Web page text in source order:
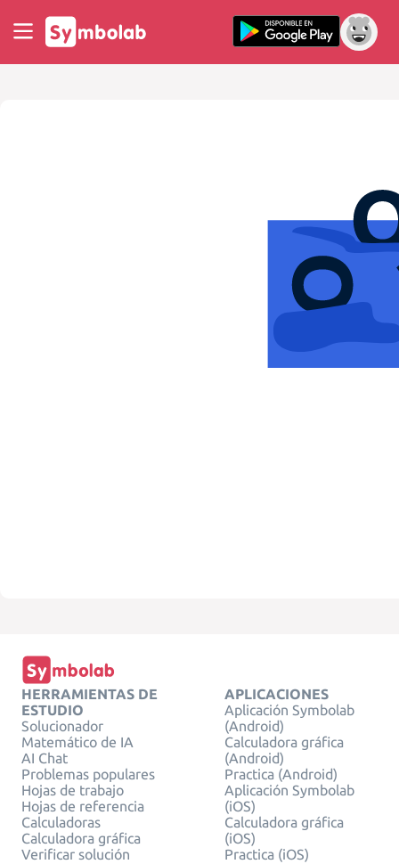
HERRAMIENTAS DE
ESTUDIO
Solucionador
Matemático de IA
AI Chat
Problemas populares
Hojas de trabajo
Hojas de referencia
Calculadoras
Calculadora gráfica
Verificar solución
APLICACIONES
Aplicación Symbolab
(Android)
Calculadora gráfica
(Android)
Practica (Android)
Aplicación Symbolab
(iOS)
Calculadora gráfica
(iOS)
Practica (iOS)